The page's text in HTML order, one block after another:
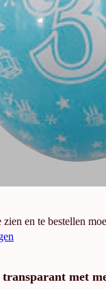
en te bestellen
met